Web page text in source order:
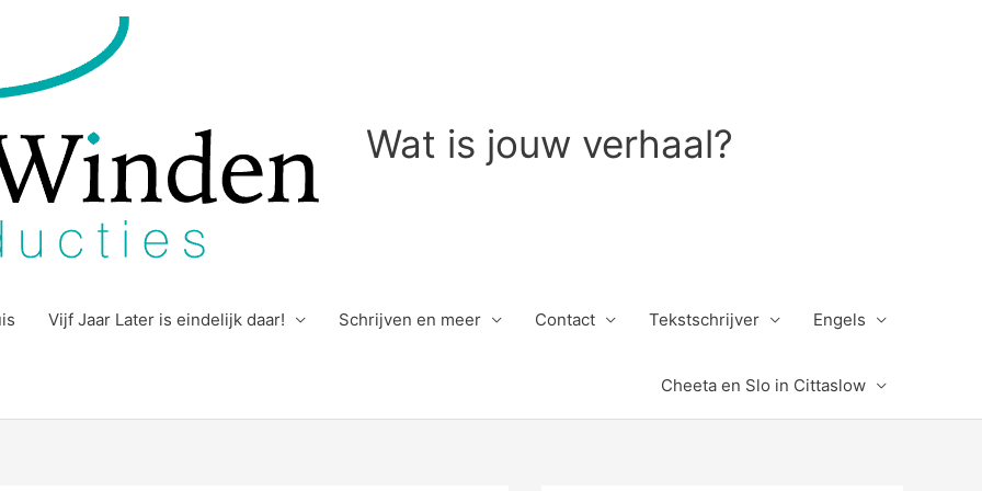
Wat is jouw verhaal?
Vijf Jaar Later is eindelijk daar! Schrijven en meer Contact Tekstschrijver Engels
Cheeta en Slo in Cittaslow